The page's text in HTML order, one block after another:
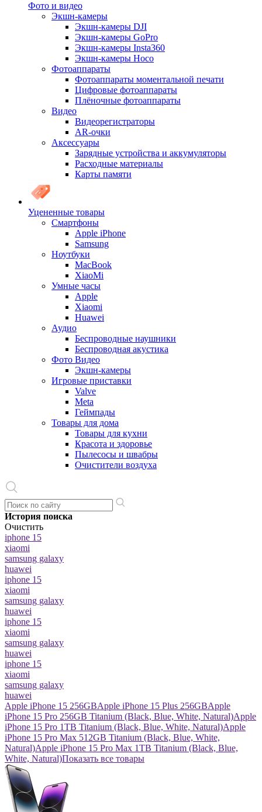
Фото и видео
Экшн-камеры
Экшн-камеры DJI
Экшн-камеры GoPro
Экшн-камеры Insta360
Экшн-камеры Hoco
Фотоаппараты
Фотоаппараты моментальной печати
Цифровые фотоаппараты
Плёночные фотоаппараты
Видео
Видеорегистраторы
AR-очки
Аксессуары
Зарядные устройства и аккумуляторы
Расходные материалы
Карты памяти
Уцененные товары
Cмартфоны
Apple iPhone
Samsung
Ноутбуки
MacBook
XiaoMi
Умные часы
Apple
Xiaomi
Huawei
Аудио
Беспроводные наушники
Беспроводная акустика
Фото Видео
Экшн-камеры
Игровые приставки
Valve
Meta
Геймпады
Товары для дома
Товары для кухни
Красота и здоровье
Пылесосы и швабры
Очистители воздуха
История поиска
Очистить
iphone 15
xiaomi
samsung galaxy
huawei
iphone 15
xiaomi
samsung galaxy
huawei
iphone 15
xiaomi
samsung galaxy
huawei
iphone 15
xiaomi
samsung galaxy
huawei
Apple iPhone 15 256GBApple iPhone 15 Plus 256GBApple
iPhone 15 Pro 256GB Titanium (Black, Blue, White, Natural)Apple
iPhone 15 Pro 1TB Titanium (Black, Blue, White, Natural)Apple
iPhone 15 Pro Max 512GB Titanium (Black, Blue, White,
Natural)Apple iPhone 15 Pro Max 1TB Titanium (Black, Blue,
White, Natural)Показать все товары